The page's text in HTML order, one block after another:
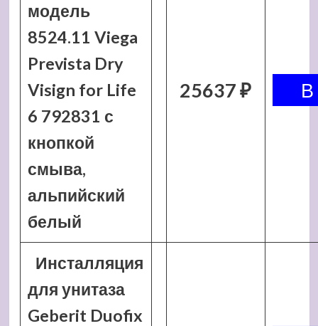
модель
8524.11 Viega
Prevista Dry
Visign for Life
6 792831 с
кнопкой
смыва,
альпийский
белый
25637 ₽
Инсталляция
для унитаза
Geberit Duofix